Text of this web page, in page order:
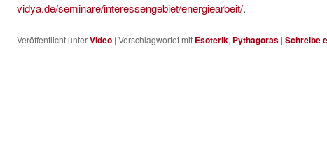
vidya.de/seminare/interessengebiet/energiearbeit/.
Veröffentlicht unterVideo | Verschlagwortet mit Esoterik, Pythagoras | Schreibe